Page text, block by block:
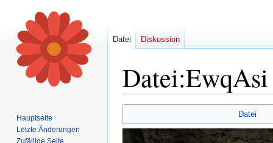
Datei:
Navigation
springen
Suche
springen
Datei
Datei Diskussion
Hauptseite
Letzte Änderungen
Zufällige Seite